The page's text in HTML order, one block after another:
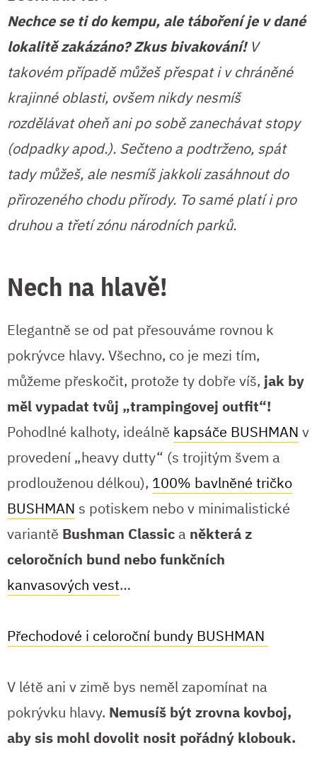
Nechce se ti do kempu, ale táboření je v dané
lokalitě zakázáno? Zkus bivakování! V
takovém případě můžeš přespat i v chráněné
krajinné oblasti, ovšem nikdy nesmíš
rozdělávat oheň ani po sobě zanechávat stopy
(odpadky apod.). Sečteno a podtrženo, spát
tady můžeš, ale nesmíš jakkoli zasáhnout do
přirozeného chodu přírody. To samé platí i pro
druhou a třetí zónu národních parků.
Nech na hlavě!
Elegantně se od pat přesouváme rovnou k
pokrývce hlavy. Všechno, co je mezi tím,
můžeme přeskočit, protože ty dobře víš, jak by
měl vypadat tvůj „trampingovej outfit“!
Pohodlné kalhoty, ideálně kapsáče BUSHMAN v
provedení „heavy dutty“ (s trojitým švem a
prodlouženou délkou), 100% bavlněné tričko
BUSHMAN s potiskem nebo v minimalistické
variantě Bushman Classic a některá z
celoročních bund nebo funkčních
kanvasových vest…
Přechodové i celoroční bundy BUSHMAN
V létě ani v zimě bys neměl zapomínat na
pokrývku hlavy. Nemusíš být zrovna kovboj,
aby sis mohl dovolit nosit pořádný klobouk.